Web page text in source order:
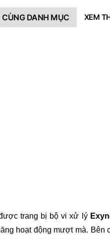
DANH MỤC XEM
trang bị bộ vi xử lý
hoạt động mượt mà.